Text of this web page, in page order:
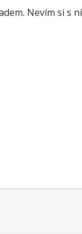
Nevím si s